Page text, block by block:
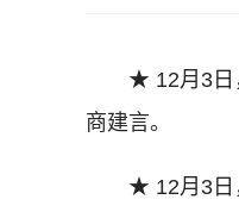
★ 12月3日，
商建言。
★ 12月3日，